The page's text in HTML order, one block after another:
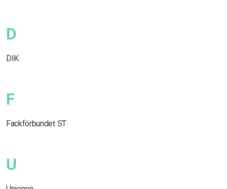
D
DIK
F
Fackförbundet ST
U